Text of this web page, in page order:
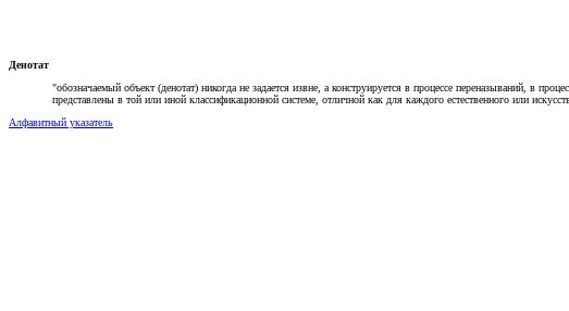
Денотат
"обозначаемый объект (денотат) никогда не задается извне, а конструируется в процессе переназываний, в
представлены в той или иной классификационной системе, отличной как для каждого естественного или
Алфавитный указатель